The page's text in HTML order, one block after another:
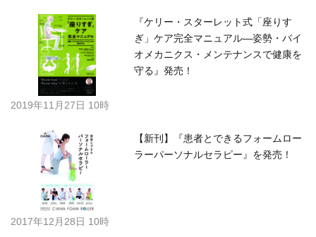
『ケリー・スターレット式「座りす
ぎ」ケア完全マニュアル―姿勢・バイ
オメカニクス・メンテナンスで健康を
守る』発売！
2019年11月27日 10時
【新刊】『患者とできるフォームロー
ラーパーソナルセラピー』を発売！
2017年12月28日 10時